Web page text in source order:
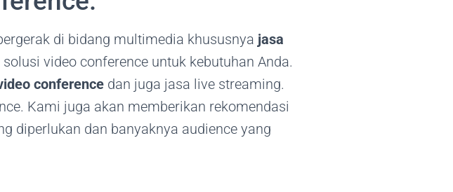
di bidang multimedia khususnya jasa
video conference untuk kebutuhan Anda.
conference dan juga jasa live streaming.
Kami juga akan memberikan rekomendasi
diperlukan dan banyaknya audience yang